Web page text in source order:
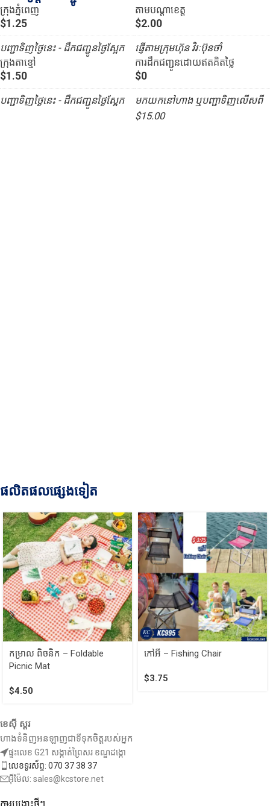
ក្រុងភ្នំពេញ
$1.25
បញ្ជាទិញថ្ងៃនេះ - ដឹកជញ្ជូនថ្ងៃស្អែក
ក្រុងតាខ្មៅ
$1.50
បញ្ជាទិញថ្ងៃនេះ - ដឹកជញ្ជូនថ្ងៃស្អែក
តាមបណ្ដាខេត្ត
$2.00
ផ្ញើតាមក្រុមហ៊ុន វិរៈប៊ុនថាំ
ការដឹកជញ្ជូនដោយឥតគិតថ្លៃ
$0
មកយកនៅហាង ឬបញ្ជាទិញលើសពី
$15.00
ផលិតផលផ្សេងទៀត
កម្រាល ពិចនិក – Foldable
Picnic Mat
$4.50
កៅអី – Fishing Chair
$3.75
ខេស៊ី ស្តរ
ហាងទំនិញអនឡាញជាទីទុកចិត្តរបស់អ្នក
ផ្ទះលេខ G21 សង្កាត់ព្រៃសរ ខណ្ឌដង្កោ
លេខទូរស័ព្ទ: 070 37 38 37
អ៊ីម៉ែល: sales@kcstore.net